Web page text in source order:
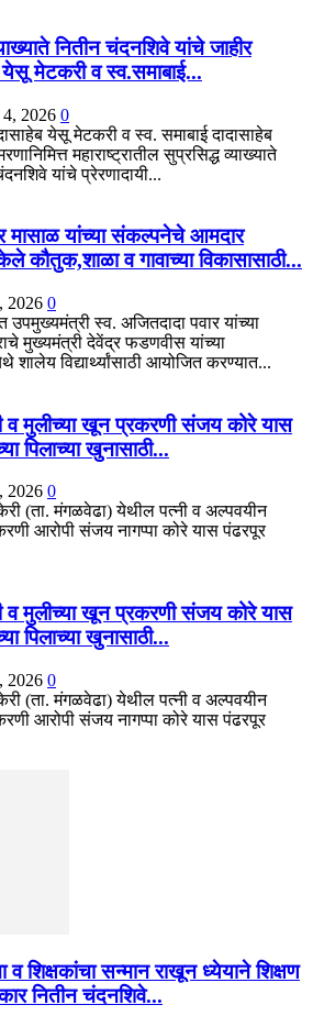
नितीन चंदनशिवे यांचे जाहीर
येसू मेटकरी व स्व.समाबाई...
2026 0
येसू मेटकरी व स्व. समाबाई दादासाहेब
महाराष्ट्रातील सुप्रसिद्ध व्याख्याते
यांचे प्रेरणादायी...
यांच्या संकल्पनेचे आमदार
कौतुक,शाळा व गावाच्या विकासासाठी...
2026 0
उपमुख्यमंत्री स्व. अजितदादा पवार यांच्या
मुख्यमंत्री देवेंद्र फडणवीस यांच्या
शालेय विद्यार्थ्यांसाठी आयोजित करण्यात...
व मुलीच्या खून प्रकरणी संजय कोरे यास
पिलाच्या खुनासाठी...
2026 0
(ता. मंगळवेढा) येथील पत्नी व अल्पवयीन
आरोपी संजय नागप्पा कोरे यास पंढरपूर
व मुलीच्या खून प्रकरणी संजय कोरे यास
पिलाच्या खुनासाठी...
2026 0
(ता. मंगळवेढा) येथील पत्नी व अल्पवयीन
आरोपी संजय नागप्पा कोरे यास पंढरपूर
व शिक्षकांचा सन्मान राखून ध्येयाने शिक्षण
नितीन चंदनशिवे...